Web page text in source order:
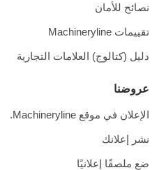
نصائح للأمان
تقييمات Machineryline
دليل (كتالوج) العلامات التجارية
عروضنا
الإعلان في موقع Machineryline.
نشر إعلانك
ضع ملصقًا إعلانيًا